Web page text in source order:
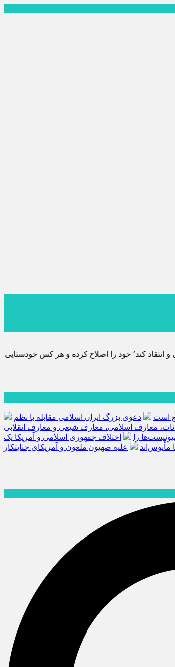
نموده است.
است
دعوی بزرگ ایران اسلامی مقابله با نظم
معارف اسلامی، معارف شیعی و معارف انقلابی
را
اختلاف جمهوری اسلامی و آمریکا یک
مأیوس‌اند علیه صهیون ملعون و آمریکای جنایتکار